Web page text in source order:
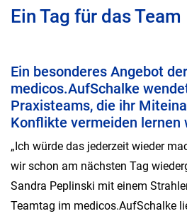
Ein Tag für das Team
Ein besonderes Angebot
medicos.AufSchalke
Praxisteams, die ihr
Konflikte vermeiden lernen
„Ich würde das jederzeit wieder
wir schon am nächsten Tag
Sandra Peplinski mit einem
Teamtag im medicos.AufSchalke